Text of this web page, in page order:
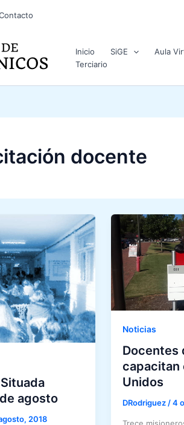
Inicio SiGE Aula
Terciario
docente
agosto
2018
Noticias
Docentes
capacitan
Unidos
DRodriguez /4